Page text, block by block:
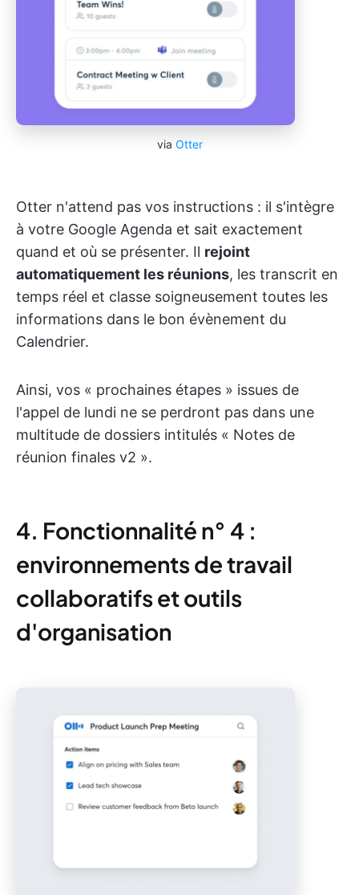
via Otter
Otter n'attend pas vos instructions : il s'intègre
à votre Google Agenda et sait exactement
quand et où se présenter. Il rejoint
automatiquement les réunions, les transcrit en
temps réel et classe soigneusement toutes les
informations dans le bon évènement du
Calendrier.
Ainsi, vos « prochaines étapes » issues de
l'appel de lundi ne se perdront pas dans une
multitude de dossiers intitulés « Notes de
réunion finales v2 ».
4. Fonctionnalité n° 4 :
environnements de travail
collaboratifs et outils
d'organisation